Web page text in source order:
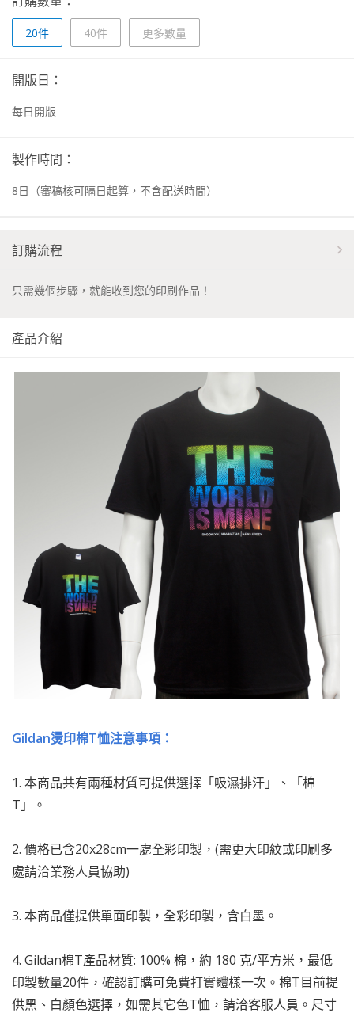
20件 40件 更多數量
開版日：
每日開版
製作時間：
8日 （審稿核可隔日起算，不含配送時間）
訂購流程
只需幾個步驟，就能收到您的印刷作品！
產品介紹
Gildan燙印棉T恤注意事項：
1. 本商品共有兩種材質可提供選擇「吸濕排汗」、「棉
T」。
2. 價格已含20x28cm一處全彩印製，(需更大印紋或印刷多
處請洽業務人員協助)
3. 本商品僅提供單面印製，全彩印製，含白墨。
4. Gildan棉T產品材質: 100% 棉，約 180 克/平方米，最低
印製數量20件，確認訂購可免費打實體樣一次。棉T目前提
供黑、白顏色選擇，如需其它色T恤，請洽客服人員。尺寸